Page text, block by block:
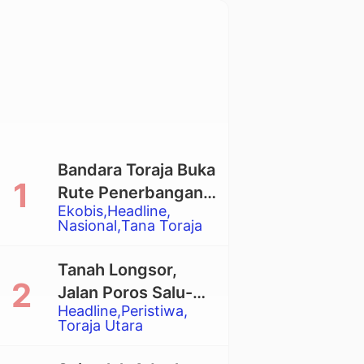
Ekobis Headline
Nasional Tana Toraja
Bandara Toraja Buka
Rute Penerbangan
Langsung Toraja-
Balikpapan
Headline Peristiwa
Toraja Utara
Tanah Longsor,
Jalan Poros Salu-
Dende’ Tertutup
Total